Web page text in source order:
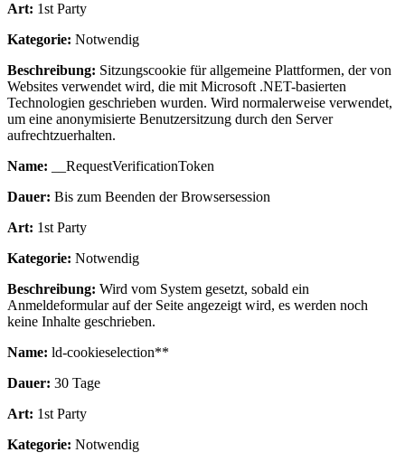
Art: 1st Party
Kategorie: Notwendig
Beschreibung: Sitzungscookie für allgemeine Plattformen, der von
Websites verwendet wird, die mit Microsoft .NET-basierten
Technologien geschrieben wurden. Wird normalerweise verwendet,
um eine anonymisierte Benutzersitzung durch den Server
aufrechtzuerhalten.
Name: __RequestVerificationToken
Dauer: Bis zum Beenden der Browsersession
Art: 1st Party
Kategorie: Notwendig
Beschreibung: Wird vom System gesetzt, sobald ein
Anmeldeformular auf der Seite angezeigt wird, es werden noch
keine Inhalte geschrieben.
Name: ld-cookieselection**
Dauer: 30 Tage
Art: 1st Party
Kategorie: Notwendig